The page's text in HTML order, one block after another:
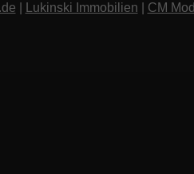
Lukinski Immobilien
CM